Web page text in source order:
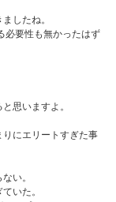
したね。
必要性も無かったはず
思いますよ。
にエリートすぎた事
い。
いた。